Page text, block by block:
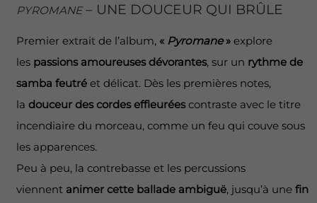
PYROMANE– UNE DOUCEUR QUI BRÛLE
Premier extrait de l’album, « Pyromane»explore
les passions amoureuses dévorantes, sur un rythme de
samba feutréet délicat. Dès les premières notes,
la douceur des cordes effleuréescontraste avec le titre
incendiaire du morceau, comme un feu qui couve sous
les apparences.
Peu à peu, la contrebasse et les percussions
viennent animer cette ballade ambiguë, jusqu’à une fin